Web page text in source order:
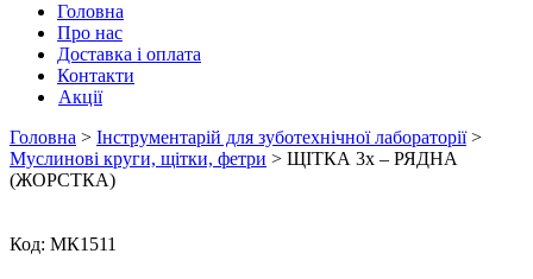
Головна
Про нас
Доставка і оплата
Контакти
Акції
Головна > Інструментарій для зуботехнічної лабораторії>
Муслинові круги, щітки, фетри > ЩІТКА 3х – РЯДНА
(ЖОРСТКА)
Код: МК1511